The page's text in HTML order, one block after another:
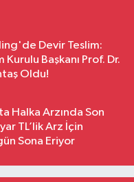
Devir Teslim:
Kurulu Başkanı Prof. Dr.
Oldu!
Halka Arzında Son
TL’lik Arz İçin
Sona Eriyor